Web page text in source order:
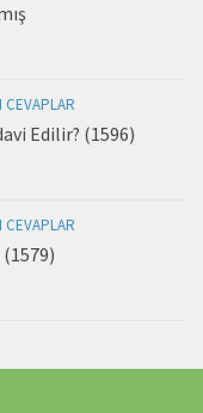
CEVAPLAR
Edilir? (1596)
CEVAPLAR